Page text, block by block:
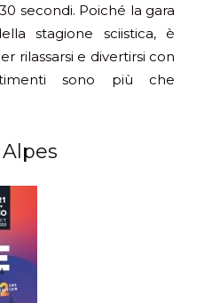
secondi. Poiché la gara
stagione sciistica, è
rilassarsi e divertirsi con
sono più che